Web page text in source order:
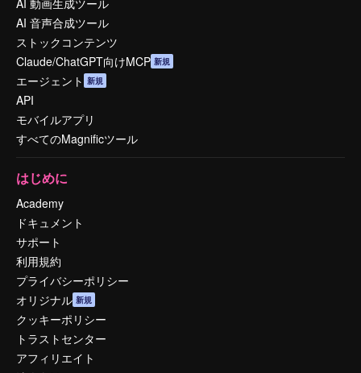
AI 音声合成ツール
ストックコンテンツ
Claude/ChatGPT向けMCP 新規
エージェント 新規
API
モバイルアプリ
すべてのMagnificツール
はじめに
Academy
ドキュメント
サポート
利用規約
プライバシーポリシー
オリジナル 新規
クッキーポリシー
トラストセンター
アフィリエイト